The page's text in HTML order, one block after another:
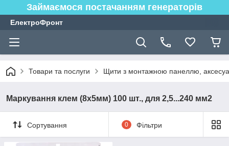
Займаємося постачанням генераторів
ЕлектроФронт
Товари та послуги Щити з монтажною панеллю,
Маркування клем (8х5мм) 100 шт., для 2,5...240 мм2
Сортування 0 Фільтри